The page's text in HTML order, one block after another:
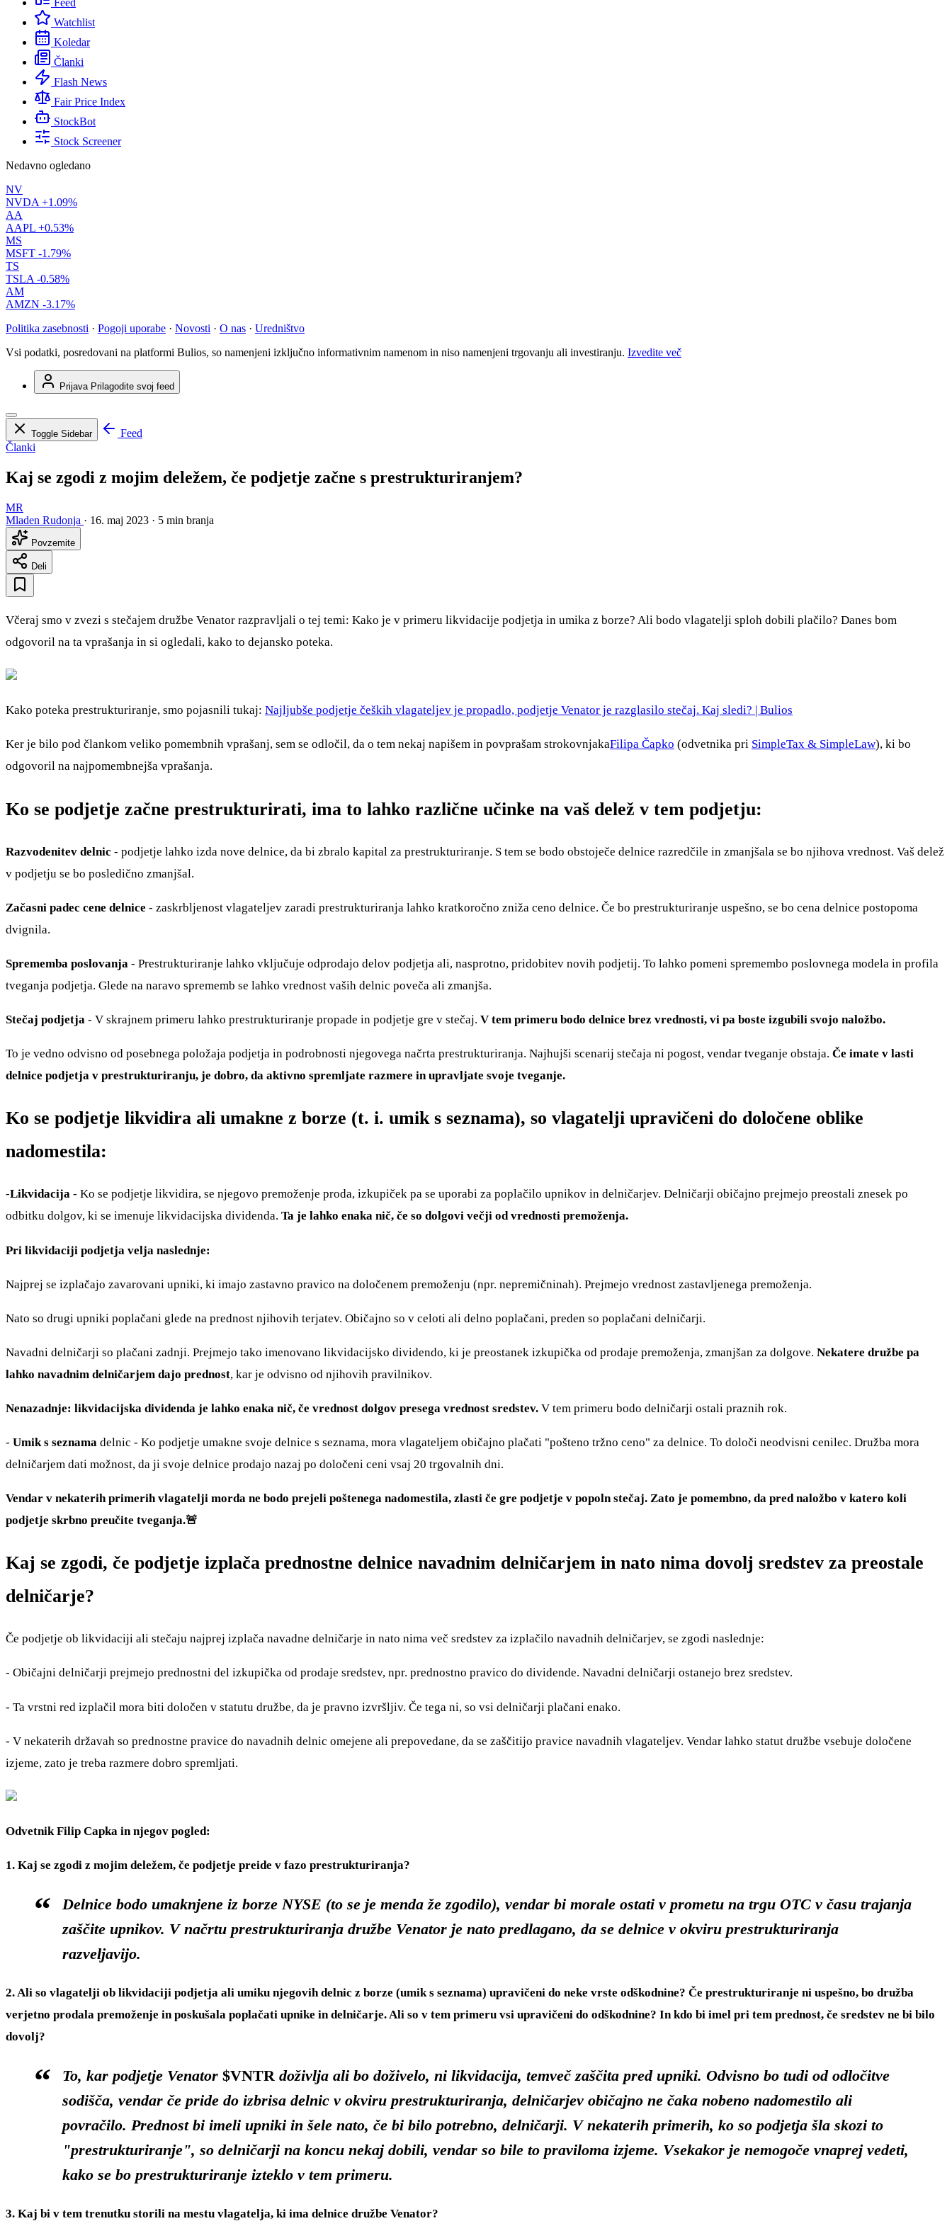
Feed
Watchlist
Koledar
Članki
Flash News
Fair Price Index
StockBot
Stock Screener
Nedavno ogledano
NV
NVDA +1.09%
AA
AAPL +0.53%
MS
MSFT -1.79%
TS
TSLA -0.58%
AM
AMZN -3.17%
Politika zasebnosti · Pogoji uporabe · Novosti · O nas · Uredništvo
Vsi podatki, posredovani na platformi Bulios, so namenjeni izključno informativnim namenom in niso namenjeni trgovanju ali investiranju. Izvedite več
Prijava Prilagodite svoj feed
Toggle Sidebar
Feed
Članki
Kaj se zgodi z mojim deležem, če podjetje začne s prestrukturiranjem?
MR
Mladen Rudonja · 16. maj 2023 · 5 min branja
Povzemite
Deli
Včeraj smo v zvezi s stečajem družbe Venator razpravljali o tej temi: Kako je v primeru likvidacije podjetja in umika z borze? Ali bodo vlagatelji sploh dobili plačilo? Danes bom
odgovoril na ta vprašanja in si ogledali, kako to dejansko poteka.
Kako poteka prestrukturiranje, smo pojasnili tukaj: Najljubše podjetje čeških vlagateljev je propadlo, podjetje Venator je razglasilo stečaj. Kaj sledi? | Bulios
Ker je bilo pod člankom veliko pomembnih vprašanj, sem se odločil, da o tem nekaj napišem in povprašam strokovnjakaFilipa Čapko (odvetnika pri SimpleTax & SimpleLaw), ki bo
odgovoril na najpomembnejša vprašanja.
Ko se podjetje začne prestrukturirati, ima to lahko različne učinke na vaš delež v tem podjetju:
Razvodenitev delnic - podjetje lahko izda nove delnice, da bi zbralo kapital za prestrukturiranje. S tem se bodo obstoječe delnice razredčile in zmanjšala se bo njihova vrednost. Vaš delež
v podjetju se bo posledično zmanjšal.
Začasni padec cene delnice - zaskrbljenost vlagateljev zaradi prestrukturiranja lahko kratkoročno zniža ceno delnice. Če bo prestrukturiranje uspešno, se bo cena delnice postopoma
dvignila.
Sprememba poslovanja - Prestrukturiranje lahko vključuje odprodajo delov podjetja ali, nasprotno, pridobitev novih podjetij. To lahko pomeni spremembo poslovnega modela in profila
tveganja podjetja. Glede na naravo sprememb se lahko vrednost vaših delnic poveča ali zmanjša.
Stečaj podjetja - V skrajnem primeru lahko prestrukturiranje propade in podjetje gre v stečaj. V tem primeru bodo delnice brez vrednosti, vi pa boste izgubili svojo naložbo.
To je vedno odvisno od posebnega položaja podjetja in podrobnosti njegovega načrta prestrukturiranja. Najhujši scenarij stečaja ni pogost, vendar tveganje obstaja. Če imate v lasti
delnice podjetja v prestrukturiranju, je dobro, da aktivno spremljate razmere in upravljate svoje tveganje.
Ko se podjetje likvidira ali umakne z borze (t. i. umik s seznama), so vlagatelji upravičeni do določene oblike
nadomestila:
-Likvidacija - Ko se podjetje likvidira, se njegovo premoženje proda, izkupiček pa se uporabi za poplačilo upnikov in delničarjev. Delničarji običajno prejmejo preostali znesek po
odbitku dolgov, ki se imenuje likvidacijska dividenda. Ta je lahko enaka nič, če so dolgovi večji od vrednosti premoženja.
Pri likvidaciji podjetja velja naslednje:
Najprej se izplačajo zavarovani upniki, ki imajo zastavno pravico na določenem premoženju (npr. nepremičninah). Prejmejo vrednost zastavljenega premoženja.
Nato so drugi upniki poplačani glede na prednost njihovih terjatev. Običajno so v celoti ali delno poplačani, preden so poplačani delničarji.
Navadni delničarji so plačani zadnji. Prejmejo tako imenovano likvidacijsko dividendo, ki je preostanek izkupička od prodaje premoženja, zmanjšan za dolgove. Nekatere družbe pa
lahko navadnim delničarjem dajo prednost, kar je odvisno od njihovih pravilnikov.
Nenazadnje: likvidacijska dividenda je lahko enaka nič, če vrednost dolgov presega vrednost sredstev. V tem primeru bodo delničarji ostali praznih rok.
- Umik s seznama delnic - Ko podjetje umakne svoje delnice s seznama, mora vlagateljem običajno plačati "pošteno tržno ceno" za delnice. To določi neodvisni cenilec. Družba mora
delničarjem dati možnost, da ji svoje delnice prodajo nazaj po določeni ceni vsaj 20 trgovalnih dni.
Vendar v nekaterih primerih vlagatelji morda ne bodo prejeli poštenega nadomestila, zlasti če gre podjetje v popoln stečaj. Zato je pomembno, da pred naložbo v katero koli
podjetje skrbno preučite tveganja.🚨
Kaj se zgodi, če podjetje izplača prednostne delnice navadnim delničarjem in nato nima dovolj sredstev za preostale
delničarje?
Če podjetje ob likvidaciji ali stečaju najprej izplača navadne delničarje in nato nima več sredstev za izplačilo navadnih delničarjev, se zgodi naslednje:
- Običajni delničarji prejmejo prednostni del izkupička od prodaje sredstev, npr. prednostno pravico do dividende. Navadni delničarji ostanejo brez sredstev.
- Ta vrstni red izplačil mora biti določen v statutu družbe, da je pravno izvršljiv. Če tega ni, so vsi delničarji plačani enako.
- V nekaterih državah so prednostne pravice do navadnih delnic omejene ali prepovedane, da se zaščitijo pravice navadnih vlagateljev. Vendar lahko statut družbe vsebuje določene
izjeme, zato je treba razmere dobro spremljati.
Odvetnik Filip Capka in njegov pogled:
1. Kaj se zgodi z mojim deležem, če podjetje preide v fazo prestrukturiranja?
Delnice bodo umaknjene iz borze NYSE (to se je menda že zgodilo), vendar bi morale ostati v prometu na trgu OTC v času trajanja
zaščite upnikov. V načrtu prestrukturiranja družbe Venator je nato predlagano, da se delnice v okviru prestrukturiranja
razveljavijo.
2. Ali so vlagatelji ob likvidaciji podjetja ali umiku njegovih delnic z borze (umik s seznama) upravičeni do neke vrste odškodnine? Če prestrukturiranje ni uspešno, bo družba
verjetno prodala premoženje in poskušala poplačati upnike in delničarje. Ali so v tem primeru vsi upravičeni do odškodnine? In kdo bi imel pri tem prednost, če sredstev ne bi bilo
dovolj?
To, kar podjetje Venator $VNTR doživlja ali bo doživelo, ni likvidacija, temveč zaščita pred upniki. Odvisno bo tudi od odločitve
sodišča, vendar če pride do izbrisa delnic v okviru prestrukturiranja, delničarjev običajno ne čaka nobeno nadomestilo ali
povračilo. Prednost bi imeli upniki in šele nato, če bi bilo potrebno, delničarji. V nekaterih primerih, ko so podjetja šla skozi to
"prestrukturiranje", so delničarji na koncu nekaj dobili, vendar so bile to praviloma izjeme. Vsekakor je nemogoče vnaprej vedeti,
kako se bo prestrukturiranje izteklo v tem primeru.
3. Kaj bi v tem trenutku storili na mestu vlagatelja, ki ima delnice družbe Venator?